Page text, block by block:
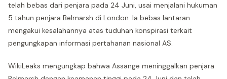
telah bebas dari penjara pada 24 Juni, usai menjalani hukuman
5 tahun penjara Belmarsh di London. Ia bebas lantaran
mengakui kesalahannya atas tuduhan konspirasi terkait
pengungkapan informasi pertahanan nasional AS.
WikiLeaks mengungkap bahwa Assange meninggalkan penjara